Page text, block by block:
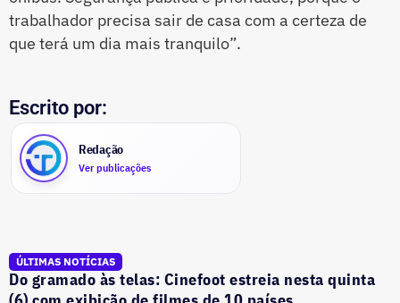
trabalhador precisa sair de casa com a certeza de
que terá um dia mais tranquilo”.
Escrito por:
Redação
Ver publicações
ÚLTIMAS NOTÍCIAS
Do gramado às telas: Cinefoot estreia nesta quinta